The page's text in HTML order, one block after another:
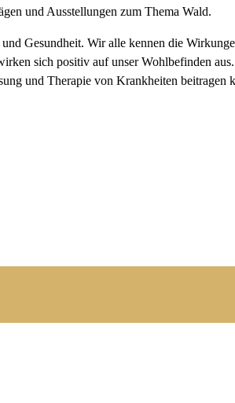
und Ausstellungen zum Thema Wald.
Gesundheit. Wir alle kennen die
sich positiv auf unser Wohlbefinden
und Therapie von Krankheiten beitragen